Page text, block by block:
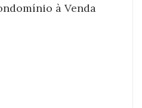
à Venda